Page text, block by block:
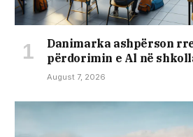
Danimarka ashpërson
përdorimin e Al në
August 7, 2026